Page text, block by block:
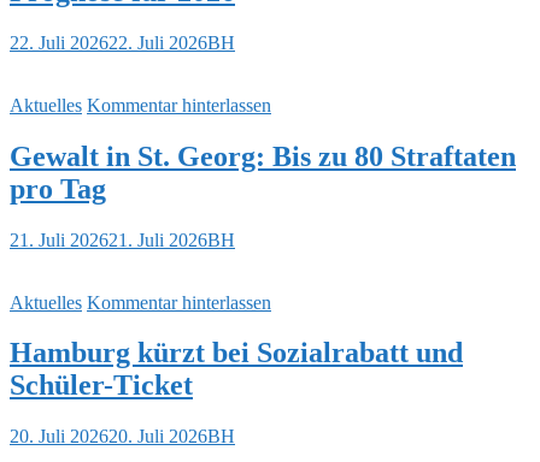
22. Juli 202622. Juli 2026BH
Aktuelles Kommentar hinterlassen
Gewalt in St. Georg: Bis zu 80 Straftaten
pro Tag
21. Juli 202621. Juli 2026BH
Aktuelles Kommentar hinterlassen
Hamburg kürzt bei Sozialrabatt und
Schüler-Ticket
20. Juli 202620. Juli 2026BH